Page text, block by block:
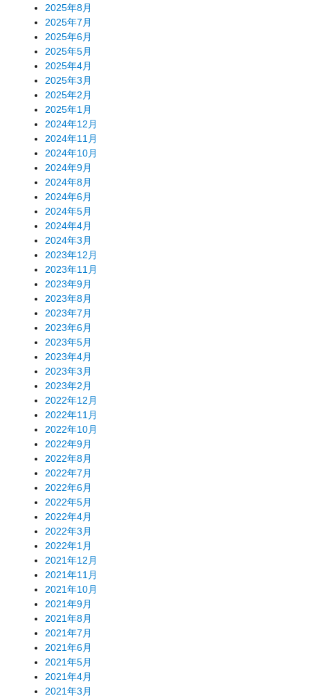
2025年8月
2025年7月
2025年6月
2025年5月
2025年4月
2025年3月
2025年2月
2025年1月
2024年12月
2024年11月
2024年10月
2024年9月
2024年8月
2024年6月
2024年5月
2024年4月
2024年3月
2023年12月
2023年11月
2023年9月
2023年8月
2023年7月
2023年6月
2023年5月
2023年4月
2023年3月
2023年2月
2022年12月
2022年11月
2022年10月
2022年9月
2022年8月
2022年7月
2022年6月
2022年5月
2022年4月
2022年3月
2022年1月
2021年12月
2021年11月
2021年10月
2021年9月
2021年8月
2021年7月
2021年6月
2021年5月
2021年4月
2021年3月